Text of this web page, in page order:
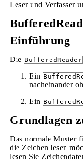
Leser und Verfasser
Einführung
Die BufferedReader
Ein
nacheinander
Ein
Grundlagen
Das normale Muster
die Zeichen lesen
lesen Sie